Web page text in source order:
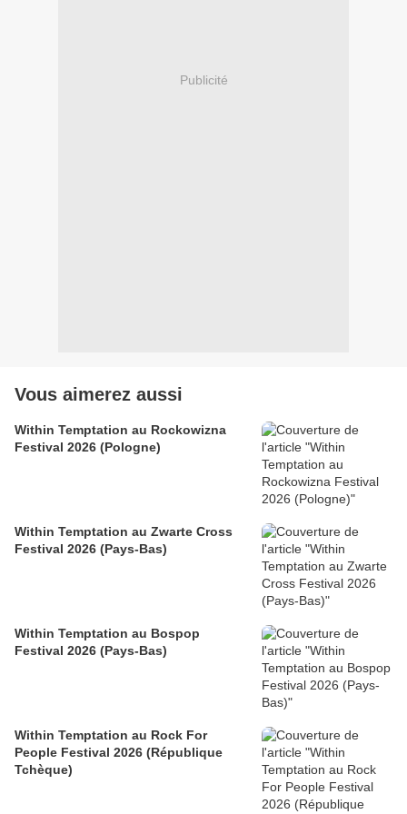
Publicité
Vous aimerez aussi
Within Temptation au Rockowizna
Festival 2026 (Pologne)
Within Temptation au Zwarte Cross
Festival 2026 (Pays-Bas)
Within Temptation au Bospop
Festival 2026 (Pays-Bas)
Within Temptation au Rock For
People Festival 2026 (République
Tchèque)